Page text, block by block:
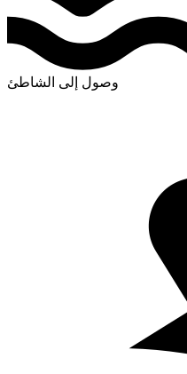
وصول إلى الشاطئ